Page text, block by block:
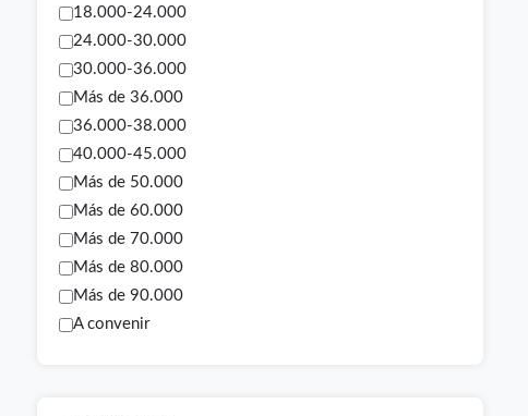
18.000-24.000
24.000-30.000
30.000-36.000
Más de 36.000
36.000-38.000
40.000-45.000
Más de 50.000
Más de 60.000
Más de 70.000
Más de 80.000
Más de 90.000
A convenir